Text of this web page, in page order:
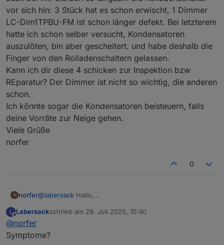
vor sich hin: 3 Stück hat es schon erwischt, 1 Dimmer
LC-Dim1TPBU-FM ist schon länger defekt. Bei letzterem
hatte ich schon selber versucht, Kondensatoren
auszulöten, bin aber gescheitert. und habe deshalb die
Finger von den Rolladenschaltern gelassen.
Kann ich dir diese 4 schicken zur Inspektion bzw
REparatur? Der Dimmer ist nicht so wichtig, die anderen
schon.
Ich könnte sogar die Kondensatoren beisteuern, falls
deine Vorräte zur Neige gehen.
Viele Grüße
norfer
0
N norfer@labersack Hallo,
vor sich hin: 3 Stück hat es schon erwischt, 1 Dimmer
hatte ich schon selber versucht, Kondensatoren
L
Offline
Labersackschrieb am 29. Juli 2025, 10:40
zuletzt editiert von
@norfer
Symptome?